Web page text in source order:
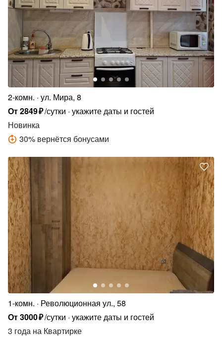
2-комн. ул. Мира, 8
От2849₽/сутки укажите даты и гостей
Новинка
30% вернётся бонусами
1-комн.
Революционная ул., 58
От3000₽/сутки укажите даты и гостей
3 года на Квартирке